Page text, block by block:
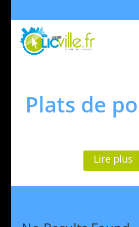
Plats de
Lire plus